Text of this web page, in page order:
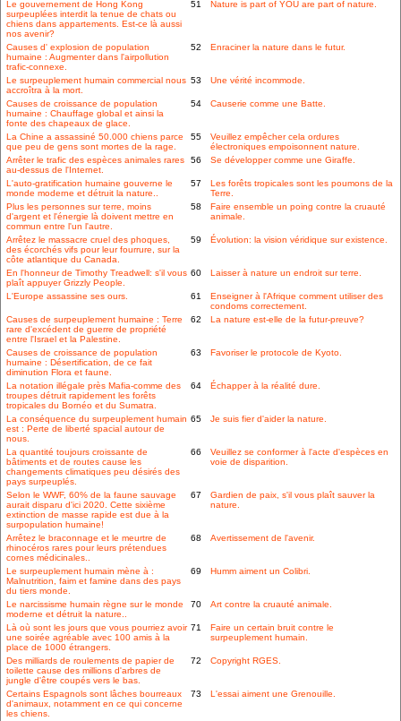
Le gouvernement de Hong Kong
surpeuplées interdit la tenue de chats ou
chiens dans appartements. Est-ce là aussi
nos avenir?
51 Nature is part of YOU are part of nature.
Causes d' explosion de population
humaine : Augmenter dans l'airpollution
trafic-connexe.
52 Enraciner la nature dans le futur.
Le surpeuplement humain commercial nous
accroîtra à la mort.
53 Une vérité incommode.
Causes de croissance de population
humaine : Chauffage global et ainsi la
fonte des chapeaux de glace.
54 Causerie comme une Batte.
La Chine a assassiné 50.000 chiens parce
que peu de gens sont mortes de la rage.
55
Veuillez empêcher cela ordures
électroniques empoisonnent nature.
Arrêter le trafic des espèces animales rares
au-dessus de l'Internet.
56 Se développer comme une Giraffe.
L'auto-gratification humaine gouverne le
monde moderne et détruit la nature..
57
Les forêts tropicales sont les poumons de la
Terre.
Plus les personnes sur terre, moins
d'argent et l'énergie là doivent mettre en
commun entre l'un l'autre.
58
Faire ensemble un poing contre la cruauté
animale.
Arrêtez le massacre cruel des phoques,
des écorchés vifs pour leur fourrure, sur la
côte atlantique du Canada.
59 Évolution: la vision véridique sur existence.
En l'honneur de Timothy Treadwell: s'il vous
plaît appuyer Grizzly People.
60 Laisser à nature un endroit sur terre.
L'Europe assassine ses ours. 61
Enseigner à l'Afrique comment utiliser des
condoms correctement.
Causes de surpeuplement humaine : Terre
rare d'excédent de guerre de propriété
entre l'Israel et la Palestine.
62 La nature est-elle de la futur-preuve?
Causes de croissance de population
humaine : Désertification, de ce fait
diminution Flora et faune.
63 Favoriser le protocole de Kyoto.
La notation illégale près Mafia-comme des
troupes détruit rapidement les forêts
tropicales du Bornéo et du Sumatra.
64 Échapper à la réalité dure.
La conséquence du surpeuplement humain
est : Perte de liberté spacial autour de
nous.
65 Je suis fier d'aider la nature.
La quantité toujours croissante de
bâtiments et de routes cause les
changements climatiques peu désirés des
pays surpeuplés.
66
Veuillez se conformer à l'acte d'espèces en
voie de disparition.
Selon le WWF, 60% de la faune sauvage
aurait disparu d'ici 2020. Cette sixième
extinction de masse rapide est due à la
surpopulation humaine!
67
Gardien de paix, s'il vous plaît sauver la
nature.
Arrêtez le braconnage et le meurtre de
rhinocéros rares pour leurs prétendues
cornes médicinales..
68 Avertissement de l'avenir.
Le surpeuplement humain mène à :
Malnutrition, faim et famine dans des pays
du tiers monde.
69 Humm aiment un Colibri.
Le narcissisme humain règne sur le monde
moderne et détruit la nature..
70 Art contre la cruauté animale.
Là où sont les jours que vous pourriez avoir
une soirée agréable avec 100 amis à la
place de 1000 étrangers.
71
Faire un certain bruit contre le
surpeuplement humain.
Des milliards de roulements de papier de
toilette cause des millions d'arbres de
jungle d'être coupés vers le bas.
72 Copyright RGES.
Certains Espagnols sont lâches bourreaux
d'animaux, notamment en ce qui concerne
les chiens.
73 L'essai aiment une Grenouille.